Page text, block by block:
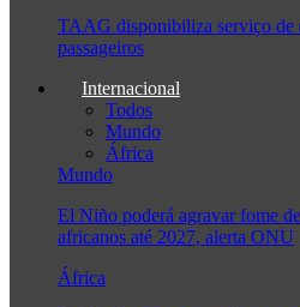
TAAG disponibiliza serviço de
passageiros
Internacional
Todos
Mundo
África
Mundo
El Niño poderá agravar fome
africanos até 2027, alerta ONU
África